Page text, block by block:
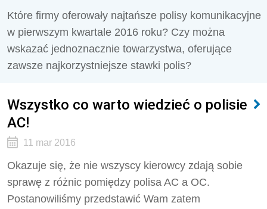
Które firmy oferowały najtańsze polisy komunikacyjne
w pierwszym kwartale 2016 roku? Czy można
wskazać jednoznacznie towarzystwa, oferujące
zawsze najkorzystniejsze stawki polis?
Wszystko co warto wiedzieć o polisie
AC!
11 mar 2016
Okazuje się, że nie wszyscy kierowcy zdają sobie
sprawę z różnic pomiędzy polisa AC a OC.
Postanowiliśmy przedstawić Wam zatem